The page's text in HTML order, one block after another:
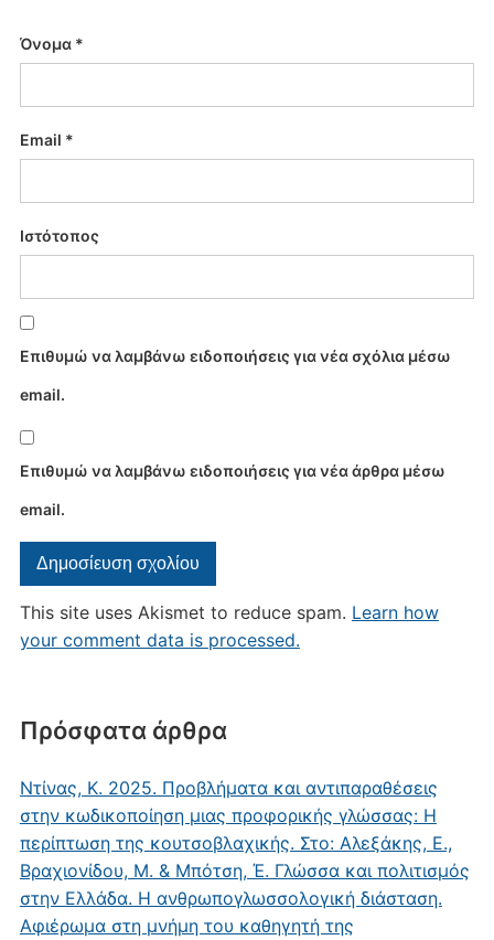
Πρόσφατα άρθρα
Ντίνας, Κ. 2025. Προβλήματα και αντιπαραθέσεις
στην κωδικοποίηση μιας προφορικής γλώσσας: Η
περίπτωση της κουτσοβλαχικής. Στο: Αλεξάκης, Ε.,
Βραχιονίδου, Μ. & Μπότση, Έ. Γλώσσα και πολιτισμός
στην Ελλάδα. Η ανθρωπογλωσσολογική διάσταση.
Αφιέρωμα στη μνήμη του καθηγητή της
Όνομα *
Email *
Ιστότοπος
Επιθυμώ να λαμβάνω ειδοποιήσεις για νέα σχόλια μέσω
email.
Επιθυμώ να λαμβάνω ειδοποιήσεις για νέα άρθρα μέσω
email.
This site uses Akismet to reduce spam. Learn how
your comment data is processed.